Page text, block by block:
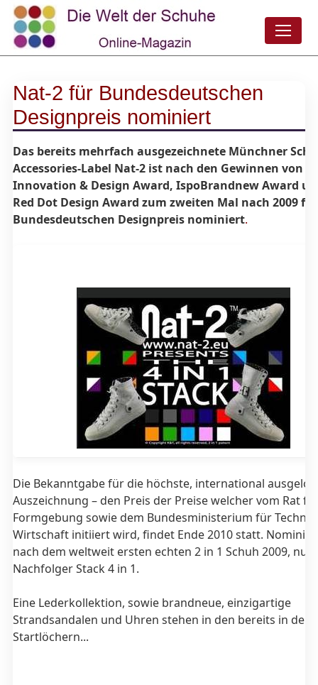
Nat-2 für Bundesdeutschen
Designpreis nominiert
Das bereits mehrfach ausgezeichnete Münchner
Accessories-Label Nat-2 ist nach den Gewinnen von
Innovation & Design Award, IspoBrandnew Award
Red Dot Design Award zum zweiten Mal nach 2009
Bundesdeutschen Designpreis nominiert.
Die Bekanntgabe für die höchste, international
Auszeichnung – den Preis der Preise welcher vom Rat
Formgebung sowie dem Bundesministerium für
Wirtschaft initiiert wird, findet Ende 2010 statt.
nach dem weltweit ersten echten 2 in 1 Schuh 2009, nun
Nachfolger Stack 4 in 1.
Eine Lederkollektion, sowie brandneue, einzigartige
Strandsandalen und Uhren stehen in den bereits in den
Startlöchern...